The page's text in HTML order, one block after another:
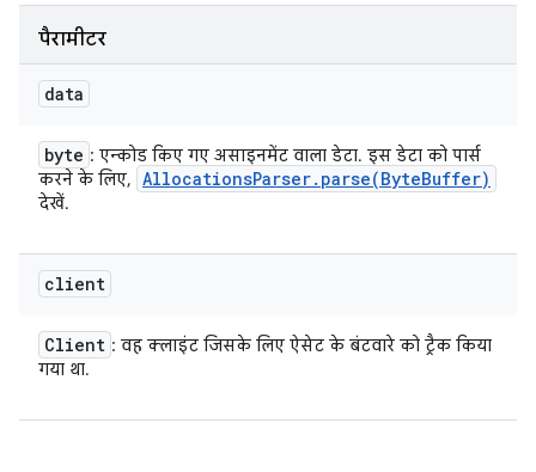
पैरामीटर
data
byte : एन्कोड किए गए असाइनमेंट वाला डेटा. इस डेटा को पार्स
करने के लिए, AllocationsParser. parse(ByteBuffer)
देखें.
client
Client : वह क्लाइंट जिसके लिए ऐसेट के बंटवारे को ट्रैक किया
गया था.